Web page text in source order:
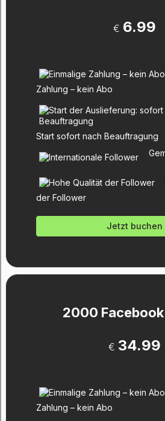
€ 6.99
Zahlung – kein Abo
Start sofort nach Beauftragung
der Follower
Jetzt buchen
2000
€ 34.99
Zahlung – kein Abo